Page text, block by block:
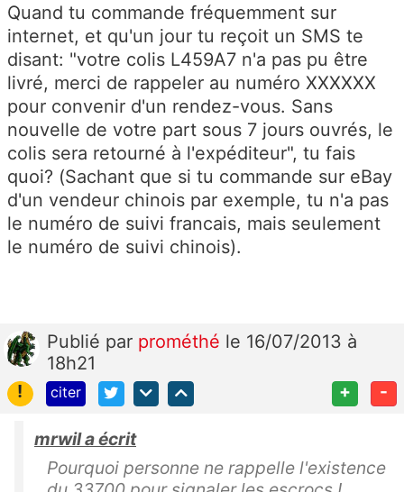
Quand tu commande fréquemment sur
internet, et qu'un jour tu reçoit un SMS te
disant: "votre colis L459A7 n'a pas pu être
livré, merci de rappeler au numéro XXXXXX
pour convenir d'un rendez-vous. Sans
nouvelle de votre part sous 7 jours ouvrés, le
colis sera retourné à l'expéditeur", tu fais
quoi? (Sachant que si tu commande sur eBay
d'un vendeur chinois par exemple, tu n'a pas
le numéro de suivi francais, mais seulement
le numéro de suivi chinois).
Publié par prométhé le 16/07/2013 à
18h21
!
citer + -
mrwil a écrit
Pourquoi personne ne rappelle l'existence